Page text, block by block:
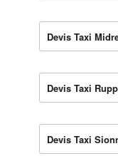
Devis Taxi
Devis Taxi
Devis Taxi